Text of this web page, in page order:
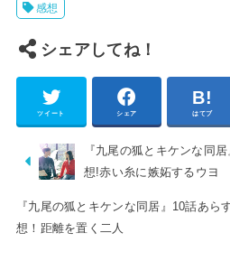
感想
シェアしてね！
ツイート シェア はてブ
『九尾の狐とキケンな同
想!赤い糸に嫉妬するウヨ
『九尾の狐とキケンな同居』10話あら
想！距離を置く二人